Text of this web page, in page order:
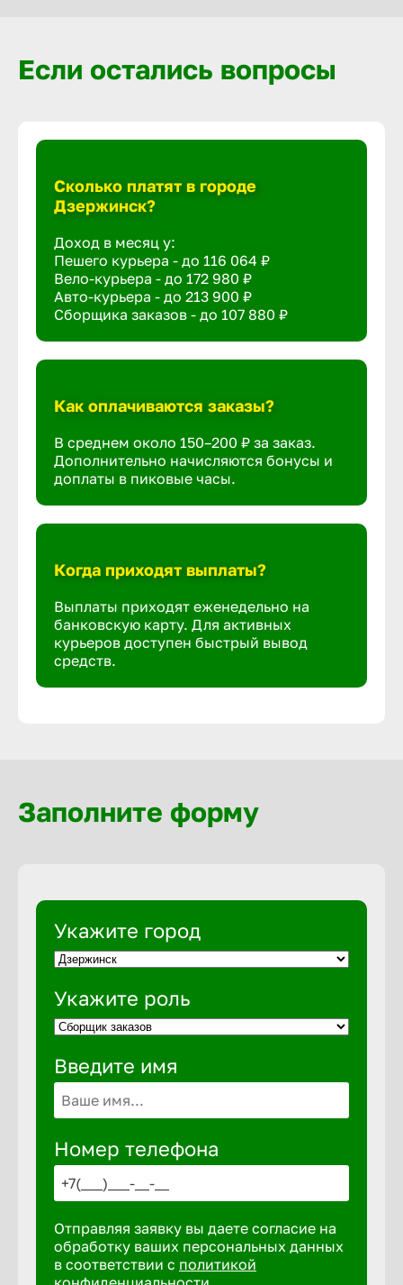
Если остались вопросы
Сколько платят в городе
Дзержинск?
Доход в месяц у:
Пешего курьера - до 116 064 ₽
Вело-курьера - до 172 980 ₽
Авто-курьера - до 213 900 ₽
Сборщика заказов - до 107 880 ₽
Как оплачиваются заказы?
В среднем около 150–200 ₽ за заказ.
Дополнительно начисляются бонусы и
доплаты в пиковые часы.
Когда приходят выплаты?
Выплаты приходят еженедельно на
банковскую карту. Для активных
курьеров доступен быстрый вывод
средств.
Заполните форму
Укажите город
Укажите роль
Введите имя
Номер телефона
Отправляя заявку вы даете согласие на
обработку ваших персональных данных
в соответствии с политикой